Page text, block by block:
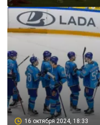
16 октября 2024, 18:33